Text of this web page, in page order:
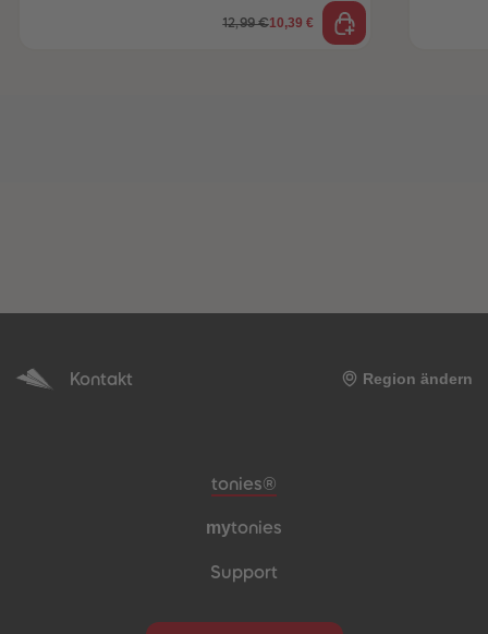
12,99 €10,39 €
Kontakt Region ändern
Meta-Navigation Footer
tonies®
mytonies
Support